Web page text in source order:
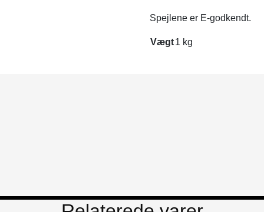
Spejlene er E-godkendt.
Vægt1 kg